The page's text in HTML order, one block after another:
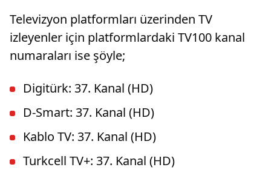
Televizyon platformları üzerinden TV
izleyenler için platformlardaki TV100 kanal
numaraları ise şöyle;
Digitürk: 37. Kanal (HD)
D-Smart: 37. Kanal (HD)
Kablo TV: 37. Kanal (HD)
Turkcell TV+: 37. Kanal (HD)